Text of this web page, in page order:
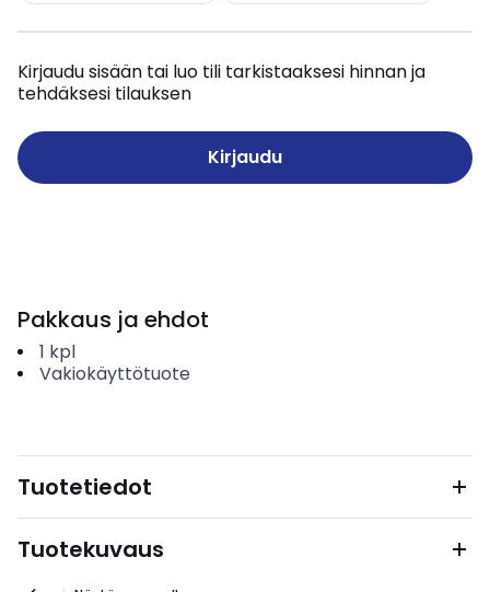
Kirjaudu sisään tai luo tili tarkistaaksesi hinnan ja
tehdäksesi tilauksen
Kirjaudu
Pakkaus ja ehdot
1 kpl
Vakiokäyttötuote
Tuotetiedot
Tuotekuvaus